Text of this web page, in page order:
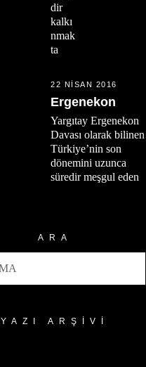
dir
kalkı
nmak
ta
22 NISAN 2016
Ergenekon
Yargıtay Ergenekon
Davası olarak bilinen
Türkiye’nin son
dönemini uzunca
süredir meşgul eden
ARA
YAZI ARŞIVI